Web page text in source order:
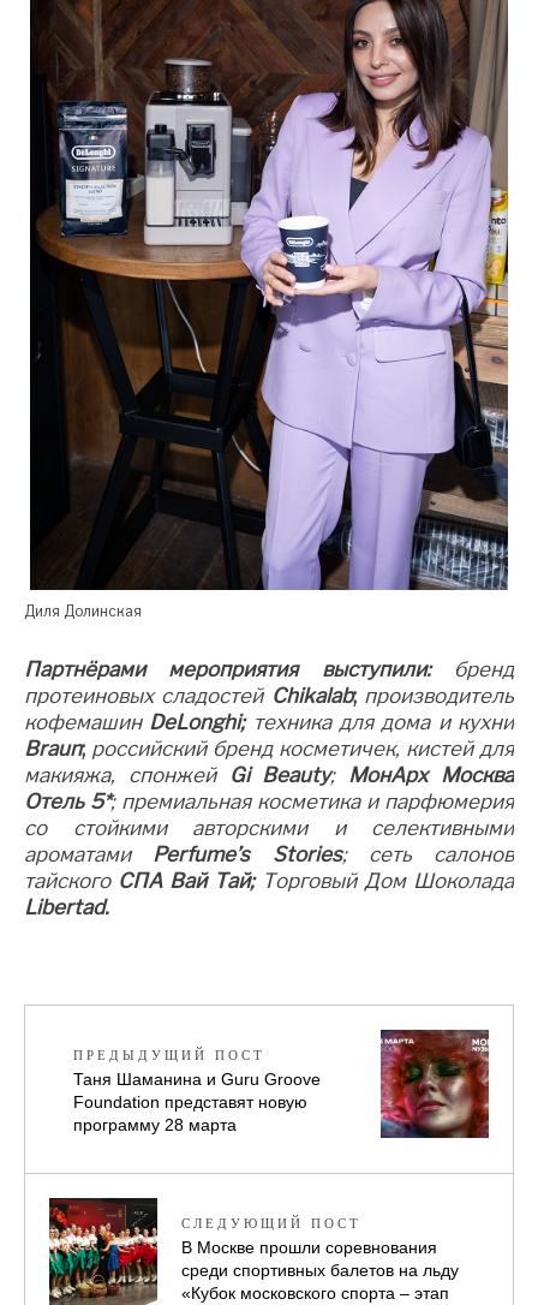
Диля Долинская
Партнёрами мероприятия выступили:
бренд
протеиновых сладостей Сhikalab; производитель
кофемашин DeLonghi; техника для дома и кухни
Braun; российский бренд косметичек, кистей для
макияжа, спонжей Gi Beauty; МонАрх Москва
Отель 5*; премиальная косметика и парфюмерия
со стойкими авторскими и селективными
ароматами
Perfume’s Stories;
сеть салонов
тайского СПА Вай Тай; Торговый Дом Шоколада
Libertad.
ПРЕДЫДУЩИЙ ПОСТ
Таня Шаманина и Guru Groove
Foundation представят новую
программу 28 марта
СЛЕДУЮЩИЙ ПОСТ
В Москве прошли соревнования
среди спортивных балетов на льду
«Кубок московского спорта – этап